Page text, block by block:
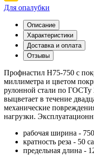
Для опалубки
Описание
Характеристики
Доставка и оплата
Отзывы
Профнастил Н75-750 с
миллиметра и цветом
рулонной стали по
выцветает в течение
механические
нагрузки.
рабочая ширина -
кратность реза - 50
предельная длина -